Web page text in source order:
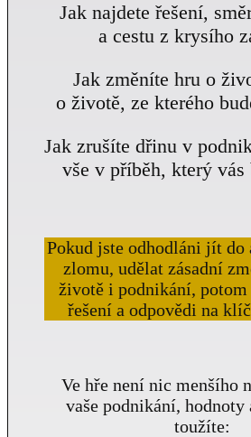
Jak najdete řešení,
a cestu z krysího
Jak změníte hru o
o životě, ze kterého
Jak zrušíte dřinu v
vše v příběh, který vás
Pokud jste odhodláni jít do
zlomu, udělat zásadní
životě i podnikání, potom
řešení a odpovědi na
Ve hře není nic menšího
vaše podnikání, hodnoty
toužíte: